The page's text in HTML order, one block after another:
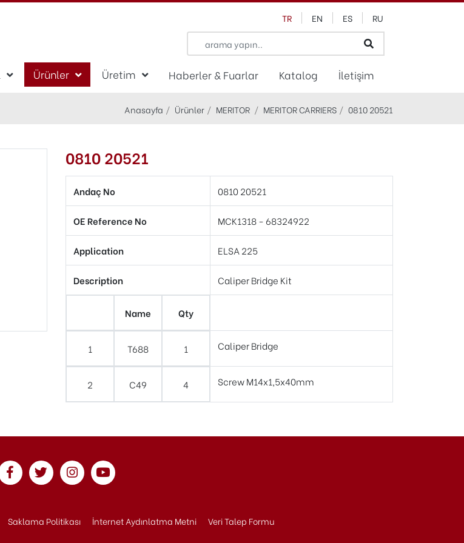
TR EN ES RU
Ürünler Üretim Haberler & Fuarlar Katalog İletişim
Anasayfa Ürünler MERITOR MERITOR CARRIERS 0810 20521
0810 20521
Andaç No 0810 20521
OE Reference No MCK1318 - 68324922
Application ELSA 225
Description Caliper Bridge Kit
Name Qty
1 T688 1 Caliper Bridge
2 C49 4 Screw M14x1,5x40mm
Saklama Politikası İnternet Aydınlatma Metni Veri Talep Formu